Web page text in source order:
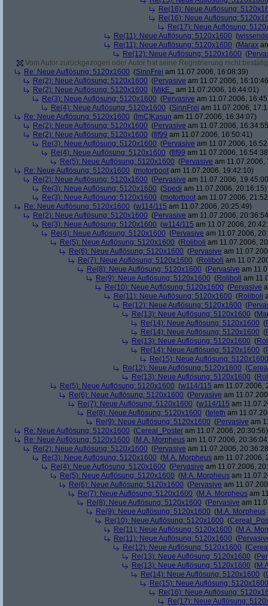
Re(16): Neue Auflösung:
Re(16): Neue Auflösung:
Re(17): Neue Auflösung:
Re(11): Neue Auflösung: 5120x1600 (
Re(11): Neue Auflösung: 5120x1600 (Marax
Re(12): Neue Auflösung: 5120x1600 (
Vom Autor zurückgezogen oder Autor hat seine Registrierung nicht
Re: Neue Auflösung: 5120x1600 (SinnFrei am 11.07.2006, 16:08:39)
Re(2): Neue Auflösung: 5120x1600 (Pervasive am 11.07.2006,
Re(2): Neue Auflösung: 5120x1600 (MikE_
am 11.07.2006, 16:44:01)
Re(3): Neue Auflösung: 5120x1600 (Pervasive am 11.07.2006,
Re(4): Neue Auflösung: 5120x1600 (SinnFrei am 11.07.2006,
Re: Neue Auflösung: 5120x1600 ([mC]Kasun am 11.07.2006, 16:34:07)
Re(2): Neue Auflösung: 5120x1600 (Pervasive am 11.07.2006,
Re(2): Neue Auflösung: 5120x1600 (fif99 am 11.07.2006, 16:50:41)
Re(3): Neue Auflösung: 5120x1600 (Pervasive am 11.07.2006,
Re(4): Neue Auflösung: 5120x1600 (fif99 am 11.07.2006,
Re(5): Neue Auflösung: 5120x1600 (Pervasive am 11.07.2006,
Re: Neue Auflösung: 5120x1600 (motorboot am 11.07.2006, 19:42:10)
Re(2): Neue Auflösung: 5120x1600 (Pervasive am 11.07.2006,
Re(3): Neue Auflösung: 5120x1600 (Spedi am 11.07.2006, 20:16:15)
Re(3): Neue Auflösung: 5120x1600 (motorboot am 11.07.2006,
Re: Neue Auflösung: 5120x1600 (w114/115 am 11.07.2006, 20:25:49)
Re(2): Neue Auflösung: 5120x1600 (Pervasive am 11.07.2006,
Re(3): Neue Auflösung: 5120x1600 (w114/115 am 11.07.2006,
Re(4): Neue Auflösung: 5120x1600 (Pervasive am 11.07.2006,
Re(5): Neue Auflösung: 5120x1600 (Roliboli am 11.07.2006,
Re(6): Neue Auflösung: 5120x1600 (Pervasive am
Re(7): Neue Auflösung: 5120x1600 (Roliboli am
Re(8): Neue Auflösung: 5120x1600 (Pervasive am
Re(9): Neue Auflösung: 5120x1600 (Roliboli am
Re(10): Neue Auflösung: 5120x1600 (Pervasive
Re(11): Neue Auflösung: 5120x1600 (Roliboli
Re(12): Neue Auflösung: 5120x1600 (
Re(13): Neue Auflösung: 5120x1600 (
Re(14): Neue Auflösung: 5120x1600 (
Re(14): Neue Auflösung: 5120x1600 (
Re(13): Neue Auflösung: 5120x1600 (
Re(14): Neue Auflösung: 5120x1600 (
Re(15): Neue Auflösung: 5120x1600
Re(12): Neue Auflösung: 5120x1600 (
Re(13): Neue Auflösung: 5120x1600 (
Re(5): Neue Auflösung: 5120x1600 (w114/115 am 11.07.2006,
Re(6): Neue Auflösung: 5120x1600 (Pervasive am
Re(7): Neue Auflösung: 5120x1600 (w114/115 am
Re(8): Neue Auflösung: 5120x1600 (teleth am
Re(9): Neue Auflösung: 5120x1600 (Pervasive am
Re: Neue Auflösung: 5120x1600 (Cereal_Poster am 11.07.2006, 20:30:56)
Re: Neue Auflösung: 5120x1600 (M.A. Morpheus am 11.07.2006,
Re(2): Neue Auflösung: 5120x1600 (Pervasive am 11.07.2006,
Re(3): Neue Auflösung: 5120x1600 (M.A. Morpheus am 11.07.2006,
Re(4): Neue Auflösung: 5120x1600 (Pervasive am 11.07.2006,
Re(5): Neue Auflösung: 5120x1600 (M.A. Morpheus am
Re(6): Neue Auflösung: 5120x1600 (Pervasive am
Re(7): Neue Auflösung: 5120x1600 (M.A. Morpheus am
Re(8): Neue Auflösung: 5120x1600 (Pervasive am
Re(9): Neue Auflösung: 5120x1600 (M.A. Morpheus
Re(10): Neue Auflösung: 5120x1600 (
Re(11): Neue Auflösung: 5120x1600 (M.A.
Re(11): Neue Auflösung: 5120x1600 (
Re(12): Neue Auflösung: 5120x1600 (
Re(13): Neue Auflösung: 5120x1600 (
Re(13): Neue Auflösung: 5120x1600 (
Re(14): Neue Auflösung: 5120x1600 (
Re(15): Neue Auflösung: 5120x1600
Re(16): Neue Auflösung:
Re(17): Neue Auflösung: